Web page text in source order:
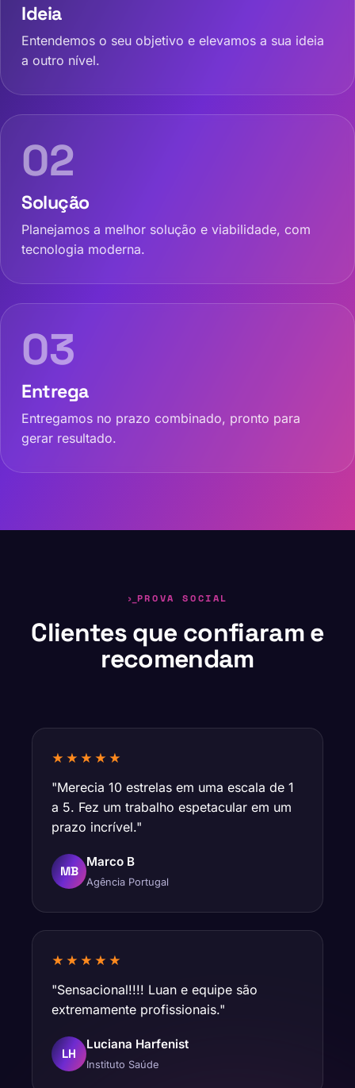
Ideia
Entendemos o seu objetivo e elevamos a sua ideia
a outro nível.
02
Solução
Planejamos a melhor solução e viabilidade, com
tecnologia moderna.
03
Entrega
Entregamos no prazo combinado, pronto para
gerar resultado.
PROVA SOCIAL
Clientes que confiaram e
recomendam
★★★★★
"Merecia 10 estrelas em uma escala de 1
a 5. Fez um trabalho espetacular em um
prazo incrível."
MB
Marco B
Agência Portugal
★★★★★
"Sensacional!!!! Luan e equipe são
extremamente profissionais."
LH
Luciana Harfenist
Instituto Saúde